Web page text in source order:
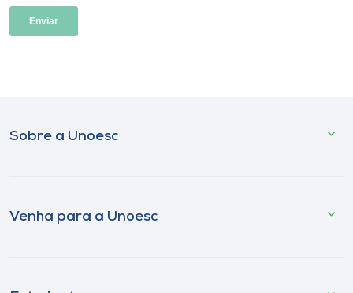
Sobre a Unoesc
Venha para a Unoesc